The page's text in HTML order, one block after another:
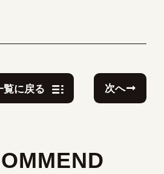
覧に戻る 次へ